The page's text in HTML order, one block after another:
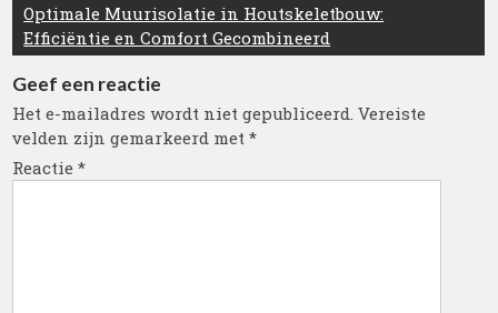
Optimale Muurisolatie in Houtskeletbouw:
Efficiëntie en Comfort Gecombineerd
Geef een reactie
Het e-mailadres wordt niet gepubliceerd. Vereiste
velden zijn gemarkeerd met*
Reactie*